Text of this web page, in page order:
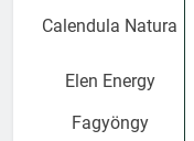
Calendula Natura
Elen Energy
Fagyöngy